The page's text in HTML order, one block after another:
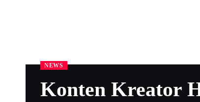
NEWS
Konten Kreator